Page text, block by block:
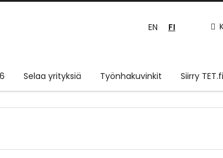
EN FI
Selaa yrityksiä Työnhakuvinkit Siirry